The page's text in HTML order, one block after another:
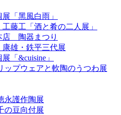
「黑風白雨」
藤工「酒と肴の二人展」
店 陶器まつり
康雄・鉄平三代展
「&cuisine」
ップウェアと軟陶のうつわ展
永護作陶展
の豆向付展